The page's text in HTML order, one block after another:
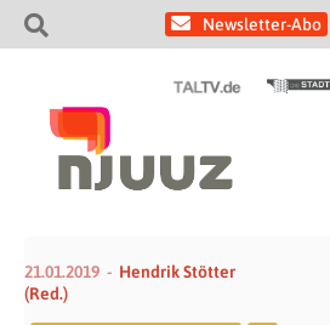
Newsletter-Abo
21.01.2019
Hendrik Stötter
(Red.)